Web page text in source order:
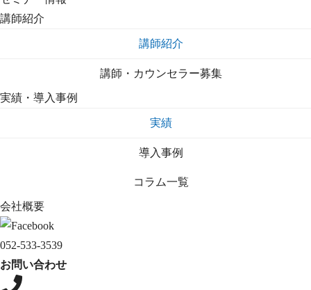
講師紹介
講師紹介
講師・カウンセラー募集
実績・導入事例
実績
導入事例
コラム一覧
会社概要
052-533-3539
お問い合わせ